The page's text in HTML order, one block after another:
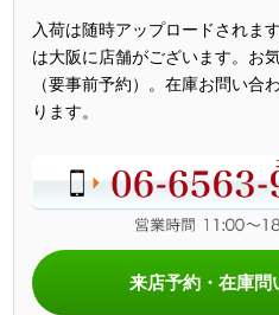
入荷は随時アップロードされま
は大阪に店舗がございます。お
（要事前予約）。在庫お問い合
ります。
来店予約・在庫問